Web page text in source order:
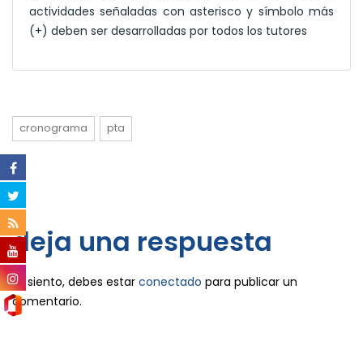
actividades señaladas con asterisco y símbolo más
(+) deben ser desarrolladas por todos los tutores
cronograma pta
deja una respuesta
Lo siento, debes estar conectado para publicar un
comentario.